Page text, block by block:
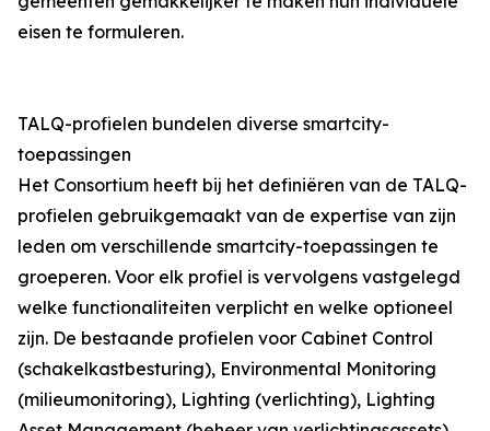
eisen te formuleren.
TALQ-profielen bundelen diverse smartcity-
toepassingen
Het Consortium heeft bij het definiëren van de TALQ-
profielen gebruikgemaakt van de expertise van zijn
leden om verschillende smartcity-toepassingen te
groeperen. Voor elk profiel is vervolgens vastgelegd
welke functionaliteiten verplicht en welke optioneel
zijn. De bestaande profielen voor Cabinet Control
(schakelkastbesturing), Environmental Monitoring
(milieumonitoring), Lighting (verlichting), Lighting